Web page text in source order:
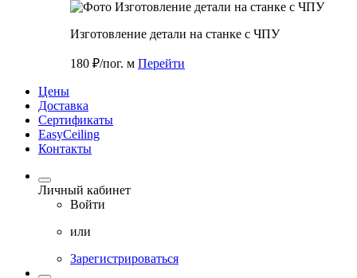
Изготовление детали на станке с ЧПУ
180 ₽/пог. м Перейти
Цены
Доставка
Cертификаты
EasyCeiling
Контакты
Личный кабинет
Войти
или
Зарегистрироваться